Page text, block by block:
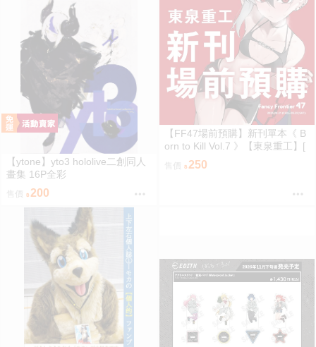
【ytone】yto3 hololive二創同人
畫集 16P全彩
售價 200
【FF47場前預購】新刊單本《 B
orn to Kill Vol.7 》【東泉重工】[
蔚藍檔案 ブルアカ / 鬼方佳世子
カヨコ ]
售價 250